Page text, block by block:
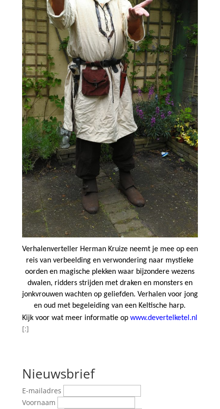
Verhalenverteller Herman Kruize neemt je mee op een
reis van verbeelding en verwondering naar mystieke
oorden en magische plekken waar bijzondere wezens
dwalen, ridders strijden met draken en monsters en
jonkvrouwen wachten op geliefden. Verhalen voor jong
en oud met begeleiding van een Keltische harp.
Kijk voor wat meer informatie opwww.devertelketel.nl
[:]
Nieuwsbrief
E-mailadres
Voornaam